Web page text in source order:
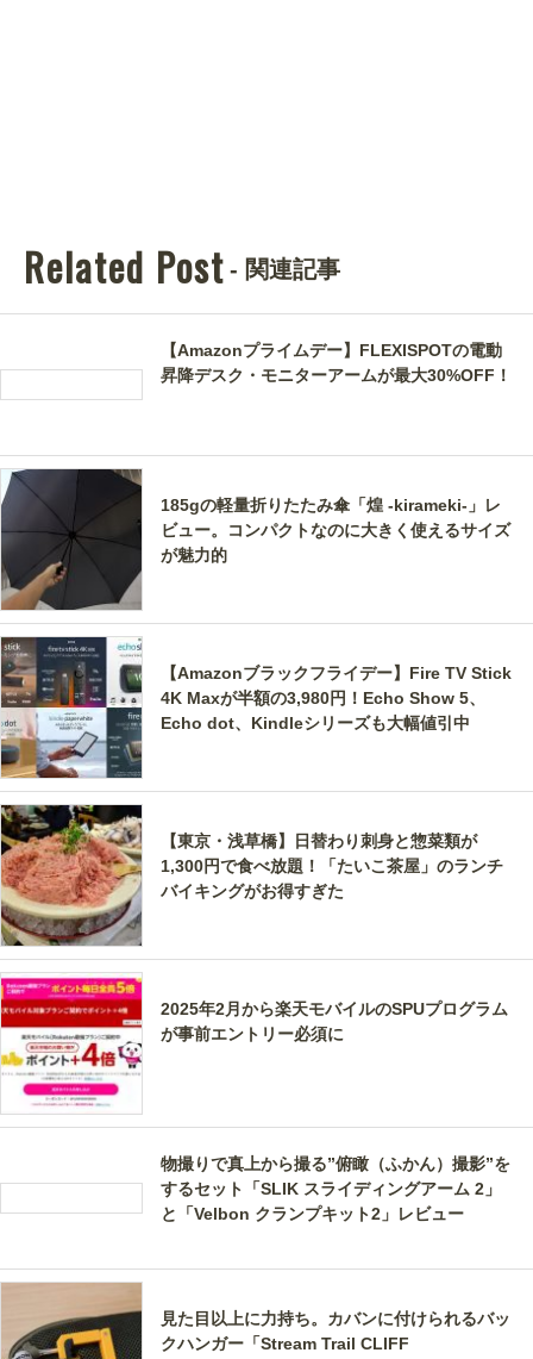
Related Post - 関連記事
【Amazonプライムデー】FLEXISPOTの電動
昇降デスク・モニターアームが最大30%OFF！
185gの軽量折りたたみ傘「煌 -kirameki-」レ
ビュー。コンパクトなのに大きく使えるサイズ
が魅力的
【Amazonブラックフライデー】Fire TV Stick
4K Maxが半額の3,980円！Echo Show 5、
Echo dot、Kindleシリーズも大幅値引中
【東京・浅草橋】日替わり刺身と惣菜類が
1,300円で食べ放題！「たいこ茶屋」のランチ
バイキングがお得すぎた
2025年2月から楽天モバイルのSPUプログラム
が事前エントリー必須に
物撮りで真上から撮る”俯瞰（ふかん）撮影”を
するセット「SLIK スライディングアーム 2」
と「Velbon クランプキット2」レビュー
見た目以上に力持ち。カバンに付けられるバッ
クハンガー「Stream Trail CLIFF